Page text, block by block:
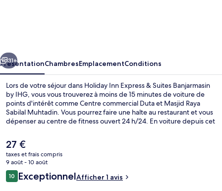
Suites
Banjarmasin
by
IHG
Suivant
31+
PrésentationChambresEmplacementConditions
Lors de votre séjour dans Holiday Inn Express & Suites Banjarmasin
by IHG, vous vous trouverez à moins de 15 minutes de voiture de
points d'intérêt comme Centre commercial Duta et Masjid Raya
Sabilal Muhtadin. Vous pourrez faire une halte au restaurant et vous
dépenser au centre de fitness ouvert 24 h/24. En voiture depuis cet
Meratus.
Le
prix
actuel
est
de
27 €
taxes et frais compris
9 août - 10 août
Avis
voyageurs
1010 sur 10
ExceptionnelAfficher 1 avis